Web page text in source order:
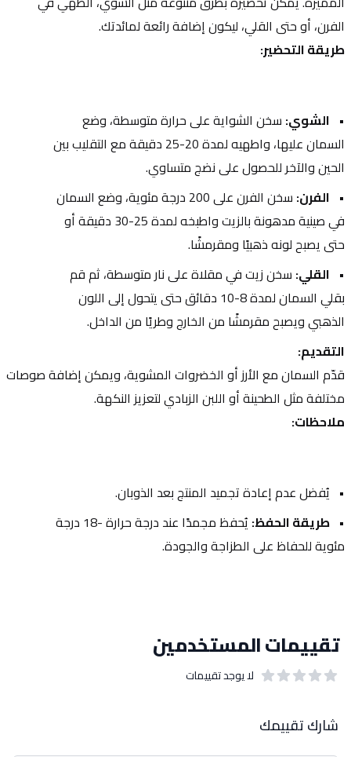
الفرن، أو حتى القلي، ليكون إضافة رائعة لمائدتك.
طريقة التحضير:
الشوي:
الحين والآخر للحصول على نضج متساوي.
الفرن:
حتى يصبح لونه ذهبيًا ومقرمشًا.
القلي:
الذهبي ويصبح مقرمشًا من الخارج وطريًا من الداخل.
التقديم:
مختلفة مثل الطحينة أو اللبن الزبادي لتعزيز النكهة.
ملاحظات:
يُفضل عدم إعادة تجميد المنتج بعد الذوبان.
طريقة الحفظ:
مئوية للحفاظ على الطزاجة والجودة.
تقييمات المستخدمين
لا يوجد تقييمات
شارك تقييمك